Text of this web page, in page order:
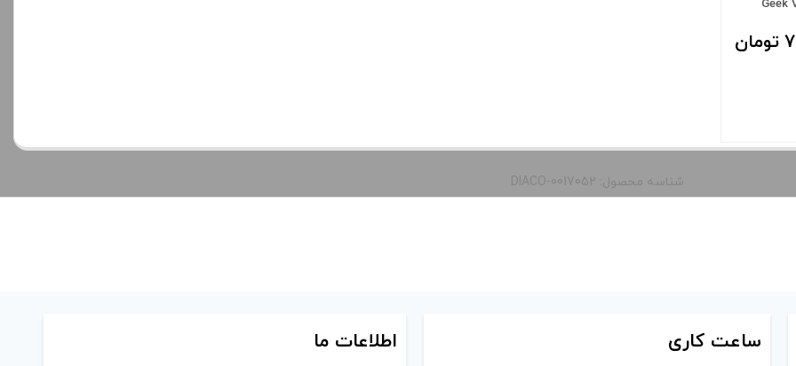
Geek
شناسه محصول: DIACO-0017052
ساعت کاری اطلاعات ما